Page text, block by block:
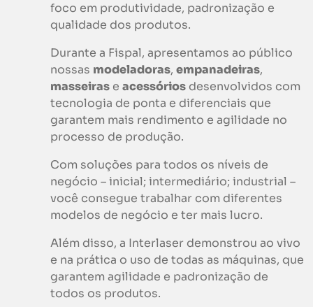
foco em produtividade, padronização e
qualidade dos produtos.
Durante a Fispal, apresentamos ao público
nossas modeladoras, empanadeiras,
masseiras e acessórios desenvolvidos com
tecnologia de ponta e diferenciais que
garantem mais rendimento e agilidade no
processo de produção.
Com soluções para todos os níveis de
negócio – inicial; intermediário; industrial –
você consegue trabalhar com diferentes
modelos de negócio e ter mais lucro.
Além disso, a Interlaser demonstrou ao vivo
e na prática o uso de todas as máquinas, que
garantem agilidade e padronização de
todos os produtos.